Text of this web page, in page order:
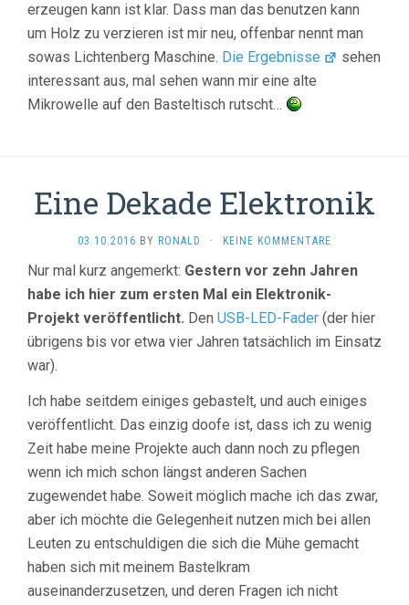
erzeugen kann ist klar. Dass man das benutzen kann
um Holz zu verzieren ist mir neu, offenbar nennt man
sowas Lichtenberg Maschine. Die Ergebnisse
sehen
interessant aus, mal sehen wann mir eine alte
Mikrowelle auf den Basteltisch rutscht…
Eine Dekade Elektronik
03.10.2016 BY RONALD · KEINE KOMMENTARE
Nur mal kurz angemerkt: Gestern vor zehn Jahren
habe ich hier zum ersten Mal ein Elektronik-
Projekt veröffentlicht. Den USB-LED-Fader (der hier
übrigens bis vor etwa vier Jahren tatsächlich im Einsatz
war).
Ich habe seitdem einiges gebastelt, und auch einiges
veröffentlicht. Das einzig doofe ist, dass ich zu wenig
Zeit habe meine Projekte auch dann noch zu pflegen
wenn ich mich schon längst anderen Sachen
zugewendet habe. Soweit möglich mache ich das zwar,
aber ich möchte die Gelegenheit nutzen mich bei allen
Leuten zu entschuldigen die sich die Mühe gemacht
haben sich mit meinem Bastelkram
auseinanderzusetzen, und deren Fragen ich nicht